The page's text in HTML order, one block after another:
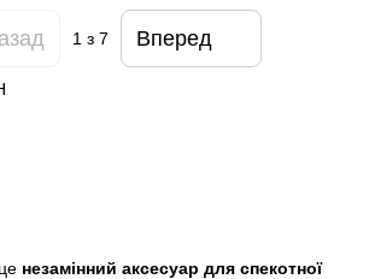
1 з 7 Вперед
незамінний аксесуар для спекотної